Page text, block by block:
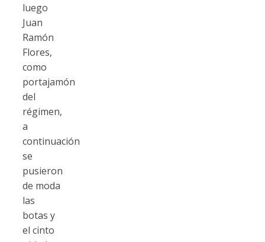
luego
Juan
Ramón
Flores,
como
portajamón
del
régimen,
a
continuación
se
pusieron
de moda
las
botas y
el cinto